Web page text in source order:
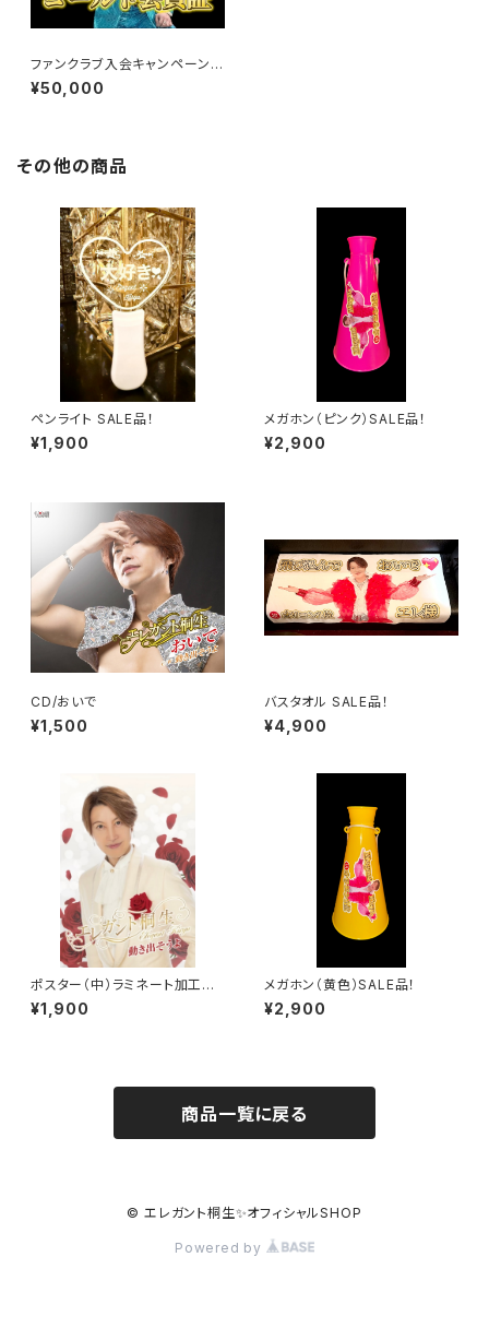
ファンクラブ入会キャンペーン開
催中！
¥50,000
その他の商品
ペンライト SALE品！
¥1,900
メガホン（ピンク）SALE品！
¥2,900
CD/おいで
¥1,500
バスタオル SALE品！
¥4,900
ポスター（中）ラミネート加工済
み SALE品！
¥1,900
メガホン（黄色）SALE品！
¥2,900
商品一覧に戻る
© エレガント桐生✨オフィシャルSHOP
Powered by